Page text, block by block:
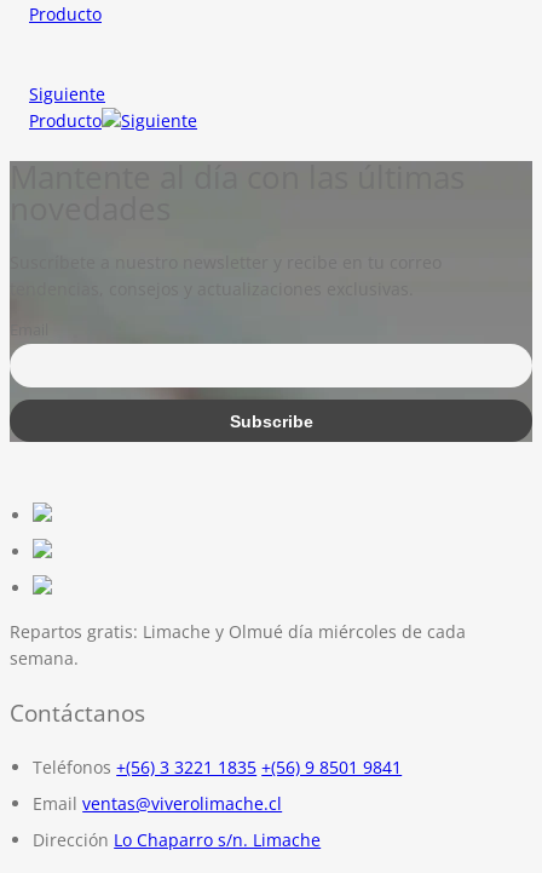
Producto
Siguiente
Producto
Mantente al día con las últimas
Repartos gratis: Limache y Olmué día miércoles de cada
semana.
Contáctanos
Teléfonos +(56) 3 3221 1835 +(56) 9 8501 9841
Email ventas@viverolimache.cl
Dirección Lo Chaparro s/n. Limache